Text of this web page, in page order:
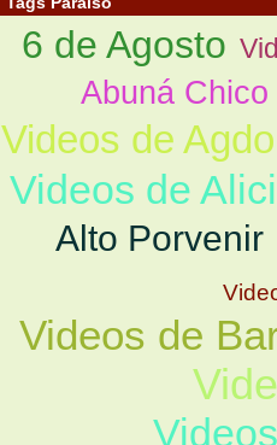
6 de Agosto
Abuná Chico
Videos de Agdo
Videos de
Alto Porvenir
Videos de